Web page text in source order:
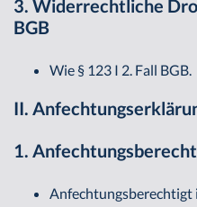
3. Widerrechtliche
BGB
Wie § 123 I 2. Fall BGB.
II.
1.
Anfechtungsberechtigt